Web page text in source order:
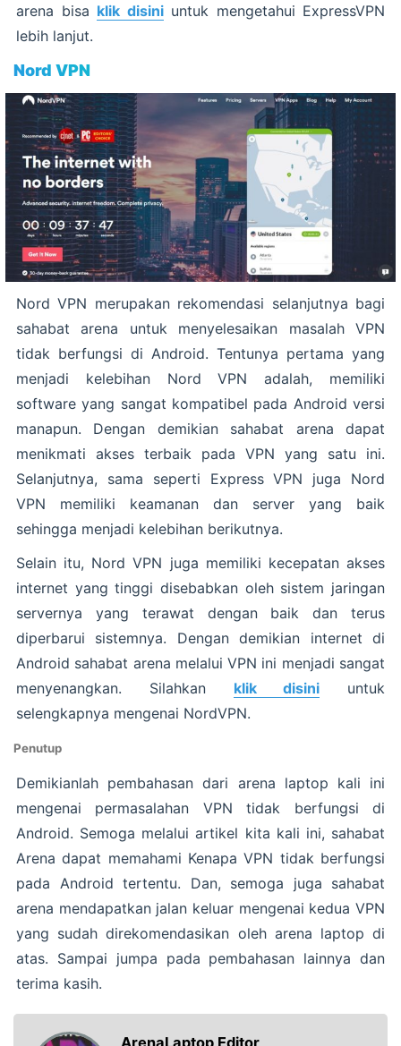
arena bisa klik disiniuntuk mengetahui ExpressVPN
lebih lanjut.
Nord VPN
Nord VPN merupakan rekomendasi selanjutnya bagi
sahabat arena untuk menyelesaikan masalah VPN
tidak berfungsi di Android. Tentunya pertama yang
menjadi kelebihan Nord VPN adalah, memiliki
software yang sangat kompatibel pada Android versi
manapun. Dengan demikian sahabat arena dapat
menikmati akses terbaik pada VPN yang satu ini.
Selanjutnya, sama seperti Express VPN juga Nord
VPN memiliki keamanan dan server yang baik
sehingga menjadi kelebihan berikutnya.
Selain itu, Nord VPN juga memiliki kecepatan akses
internet yang tinggi disebabkan oleh sistem jaringan
servernya yang terawat dengan baik dan terus
diperbarui sistemnya. Dengan demikian internet di
Android sahabat arena melalui VPN ini menjadi sangat
menyenangkan. Silahkan klik disini untuk
selengkapnya mengenai NordVPN.
Penutup
Demikianlah pembahasan dari arena laptop kali ini
mengenai permasalahan VPN tidak berfungsi di
Android. Semoga melalui artikel kita kali ini, sahabat
Arena dapat memahami Kenapa VPN tidak berfungsi
pada Android tertentu. Dan, semoga juga sahabat
arena mendapatkan jalan keluar mengenai kedua VPN
yang sudah direkomendasikan oleh arena laptop di
atas. Sampai jumpa pada pembahasan lainnya dan
terima kasih.